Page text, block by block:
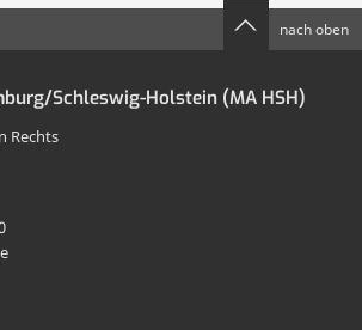
per
nach oben
Schleswig-Holstein (MA HSH)
Rechts